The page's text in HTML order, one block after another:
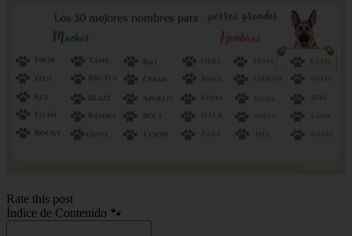
Rate this post
Índice de Contenido 🐾